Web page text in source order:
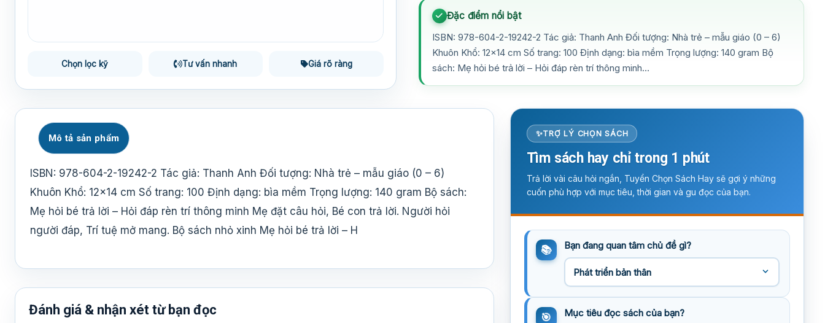
Chọn lọc kỹ Tư vấn nhanh Giá rõ ràng
Đặc điểm nổi bật
ISBN: 978-604-2-19242-2 Tác giả: Thanh Anh Đối tượng: Nhà trẻ – mẫu giáo (0 – 6)
Khuôn Khổ: 12×14 cm Số trang: 100 Định dạng: bìa mềm Trọng lượng: 140 gram Bộ
sách: Mẹ hỏi bé trả lời – Hỏi đáp rèn trí thông minh…
Mô tả sản phẩm
ISBN: 978-604-2-19242-2 Tác giả: Thanh Anh Đối tượng: Nhà trẻ – mẫu giáo (0 – 6)
Khuôn Khổ: 12×14 cm Số trang: 100 Định dạng: bìa mềm Trọng lượng: 140 gram Bộ sách:
Mẹ hỏi bé trả lời – Hỏi đáp rèn trí thông minh Mẹ đặt câu hỏi, Bé con trả lời. Người hỏi
người đáp, Trí tuệ mở mang. Bộ sách nhỏ xinh Mẹ hỏi bé trả lời – H
Đánh giá & nhận xét từ bạn đọc
TRỢ LÝ CHỌN SÁCH
Tìm sách hay chỉ trong 1 phút
Trả lời vài câu hỏi ngắn, Tuyển Chọn Sách Hay sẽ gợi ý những
cuốn phù hợp với mục tiêu, thời gian và gu đọc của bạn.
Bạn đang quan tâm chủ đề gì?
Mục tiêu đọc sách của bạn?